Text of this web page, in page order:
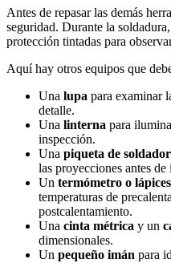
Antes de repasar las demás
seguridad. Durante la
protección tintadas para
Aquí hay otros equipos que
Una lupa para examinar
detalle.
Una linterna para
inspección.
Una piqueta de
las proyecciones antes
Un termómetro o
temperaturas de
postcalentamiento.
Una cinta métrica y un
dimensionales.
Un pequeño imán para